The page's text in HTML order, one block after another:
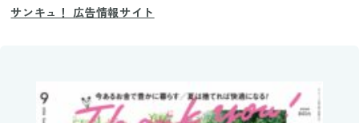
サンキュ！ 広告情報サイト